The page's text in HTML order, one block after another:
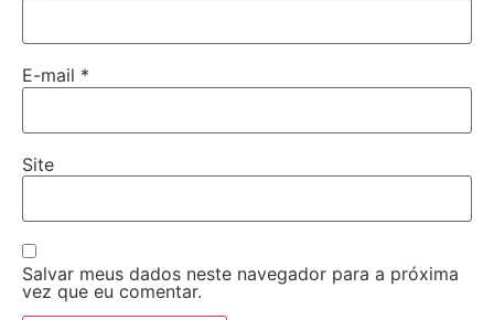
E-mail *
Site
Salvar meus dados neste navegador para a próxima
vez que eu comentar.